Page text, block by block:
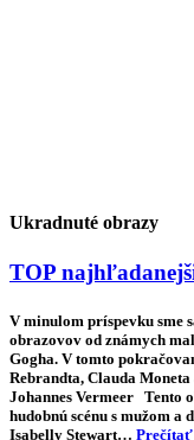
Ukradnuté obrazy
TOP
V minulom príspevku sme
obrazovov od známych
Gogha. V tomto
Rebrandta, Clauda
Johannes Vermeer Tento
hudobnú scénu s mužom a
Isabelly Stewart… Prečítať